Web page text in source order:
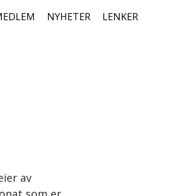
NYHETER LENKER
av